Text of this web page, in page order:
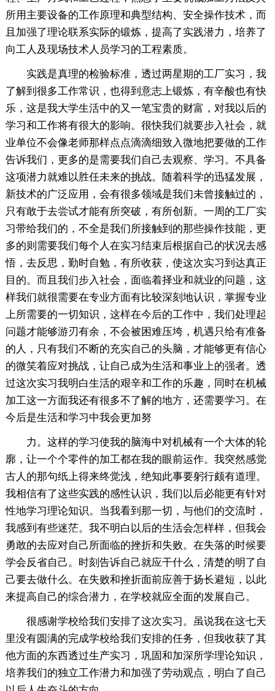
所用主要设备的工作原理和典型结构、安全操作技术，而
且加强了理论联系实际的锻炼，提高了实践潜力，培养了
向工人及现场技术人员学习的工程素质。
实践是真理的检验标准，透过两星期的工厂实习，我
了解到很多工作常识，也得到意志上锻炼，有辛酸也有快
乐，这是我大学生活中的又一笔宝贵的财富，对我以后的
学习和工作将有很大的影响。很快我们就要步入社会，就
业单位不会像老师那样点点滴滴细致入微地把要做的工作
告诉我们，更多的是需要我们自己去观察、学习。不具备
这项潜力就难以胜任未来的挑战。随着科学的迅猛发展，
新技术的广泛应用，会有很多领域是我们未曾接触过的，
只有敢于去尝试才能有所突破，有所创新。一周的工厂实
习带给我们的，不全是我们所接触到的那些操作技能，更
多的则需要我们每个人在实习结束后根据自己的状况去感
悟，去反思，勤时自勉，有所收获，使这次实习到达真正
目的。而且我们步入社会，面临着择业和就业的问题，这
样我们就很需要在专业方面有比较深刻地认识，掌握专业
上所需要的一切知识，这样在今后的工作中，我们处理起
问题才能够游刃有余，不会被困难压垮，机遇只给有准备
的人，只有我们不断的充实自己的头脑，才能够更有信心
的微笑着应对挑战，让自己成为生活和事业上的强者。透
过这次实习我明白生活的艰辛和工作的乐趣，同时在机械
加工这一方面我还有很多不了解的地方，还需要学习。在
今后是生活和学习中我会更加努
力。这样的学习使我的脑海中对机械有一个大体的轮
廓，让一个个零件的加工都在我的眼前运作。我突然感觉
古人的那句纸上得来终觉浅，绝知此事要躬行颇有道理。
我相信有了这些实践的感性认识，我们以后必能更有针对
性地学习理论知识。当我看到那一切，与他们的交流时，
我感到有些迷茫。我不明白以后的生活会怎样样，但我会
勇敢的去应对自己所面临的挫折和失败。在失落的时候要
学会反省自己。时刻告诉自己就应干什么，清楚的明了自
己要去做什么。在失败和挫折面前应善于扬长避短，以此
来提高自己的综合潜力，在学校就应全面的发展自己。
很感谢学校给我们安排了这次实习。虽说我在这七天
里没有圆满的完成学校给我们安排的任务，但我收获了其
他方面的东西透过生产实习，巩固和加深所学理论知识，
培养我们的独立工作潜力和加强了劳动观点，明白了自己